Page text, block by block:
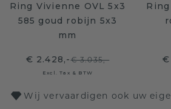
Ring Vivienne OVL 5x3
585 goud robijn 5x3
mm
€ 2.428,-€ 3.035,-
Excl. Tax & BTW
€
Wij vervaardigen ook uw